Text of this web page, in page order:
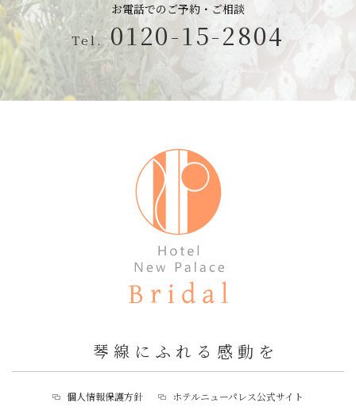
お電話でのご予約・ご相談
Tel. 0120-15-2804
琴線にふれる感動を
個人情報保護方針 ホテルニューパレス公式サイト
ウェディングプラン
お知らせ・レポート
見学相談・資料請求
アクセス プライバシーポリシー